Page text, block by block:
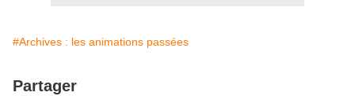
#Archives : les animations passées
Partager